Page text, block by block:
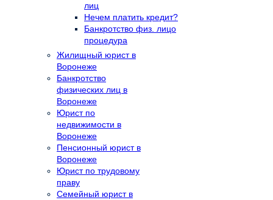
лиц
Нечем платить кредит?
Банкротство физ. лицо
процедура
Жилищный юрист в
Воронеже
Банкротство
физических лиц в
Воронеже
Юрист по
недвижимости в
Воронеже
Пенсионный юрист в
Воронеже
Юрист по трудовому
праву
Семейный юрист в